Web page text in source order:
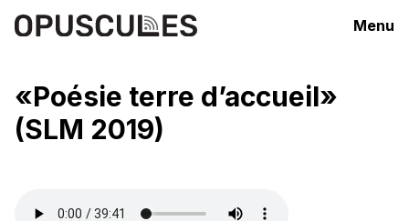
Menu
«Poésie terre d’accueil»
(SLM 2019)